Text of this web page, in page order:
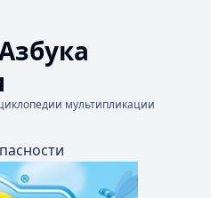
мультипликации